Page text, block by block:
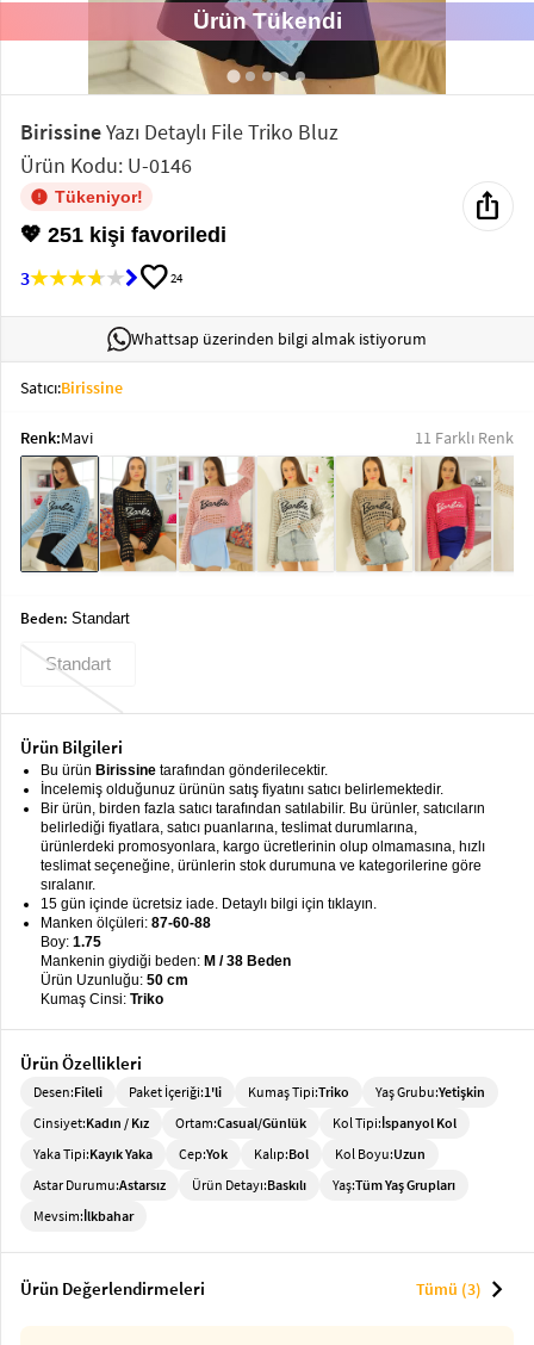
Tunik
Sweatshirt
T-Shirt
Ev
Giyimkeyboard_arrow_down
Takımlarkeyboard_arrow_down
Giyimkeyboard_arrow_down
Dış
Giyim
Tesettür
Giyim
keyboard_arrow_down
Büyük
Bedenkeyboard_arrow_down
İç
Giyimkeyboard_arrow_down
Ürün Tükendi
BirissineYazı Detaylı File Triko Bluz
Ürün Kodu: U-0146
Tükeniyor!
💖 251 kişi favoriledi
3
favorite24
ios_share
Whattsap üzerinden bilgi almak istiyorum
Satıcı:Birissine
Renk:Mavi 11 Farklı Renk
Beden: Standart
Standart
Ürün Bilgileri
Bu ürün Birissine tarafından gönderilecektir.
İncelemiş olduğunuz ürünün satış fiyatını satıcı belirlemektedir.
Bir ürün, birden fazla satıcı tarafından satılabilir. Bu ürünler, satıcıların
belirlediği fiyatlara, satıcı puanlarına, teslimat durumlarına,
ürünlerdeki promosyonlara, kargo ücretlerinin olup olmamasına, hızlı
teslimat seçeneğine, ürünlerin stok durumuna ve kategorilerine göre
sıralanır.
15 gün içinde ücretsiz iade. Detaylı bilgi için tıklayın.
Manken ölçüleri: 87-60-88
Boy: 1.75
Mankenin giydiği beden: M / 38 Beden
Ürün Uzunluğu: 50 cm
Kumaş Cinsi: Triko
Ürün Özellikleri
Desen:Fileli Paket İçeriği:1'li Kumaş Tipi:Triko Yaş Grubu:Yetişkin
Cinsiyet:Kadın / Kız Ortam:Casual/Günlük Kol Tipi:İspanyol Kol
Yaka Tipi:Kayık Yaka Cep:Yok Kalıp:Bol Kol Boyu:Uzun
Astar Durumu:Astarsız Ürün Detayı:Baskılı Yaş:Tüm Yaş Grupları
Mevsim:İlkbahar
Ürün Değerlendirmeleri Tümü (3) chevron_right